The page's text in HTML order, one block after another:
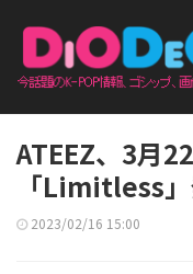
ATEEZ、3月
「Limitless
2023/02/16 15:00